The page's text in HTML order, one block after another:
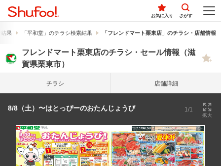
お気に入り さがす
結果 「平和堂」のチラシ検索結果 「フレンドマート栗東店」のチラシ・店舗情報
フレンドマート栗東店のチラシ・セール情報（滋
賀県栗東市）
チラシ 店舗詳細
8/8（土）〜はとっぴーのおたんじょうび 1/1
拡大